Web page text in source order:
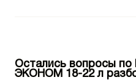
Остались вопросы по
ЭКОНОМ 18-22 л